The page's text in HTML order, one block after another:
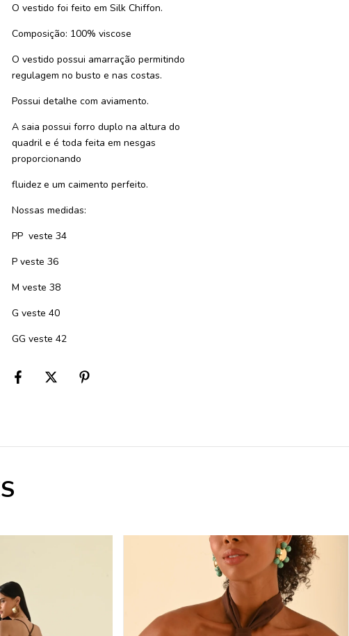
O vestido foi feito em Silk Chiffon.
Composição: 100% viscose
O vestido possui amarração permitindo
regulagem no busto e nas costas.
Possui detalhe com aviamento.
A saia possui forro duplo na altura do
quadril e é toda feita em nesgas
proporcionando
fluidez e um caimento perfeito.
Nossas medidas:
PP veste 34
P veste 36
M veste 38
G veste 40
GG veste 42